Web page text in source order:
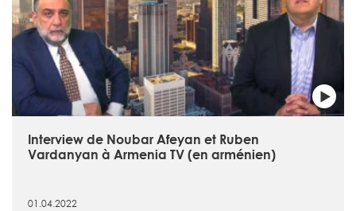
Interview de Noubar Afeyan et Ruben
Vardanyan à Armenia TV (en arménien)
01.04.2022